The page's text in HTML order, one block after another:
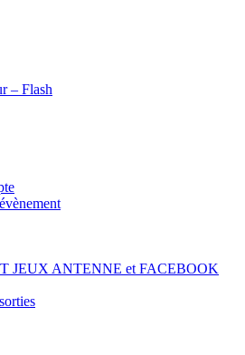
– Flash
JEUX ANTENNE et FACEBOOK